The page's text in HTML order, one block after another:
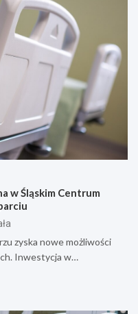
w Śląskim Centrum
zyska nowe możliwości
Inwestycja w…